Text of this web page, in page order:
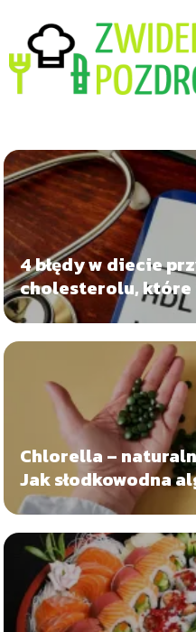
4 błędy w diecie
cholesterolu, które
Chlorella –
Jak słodkowodna
mitochondria?